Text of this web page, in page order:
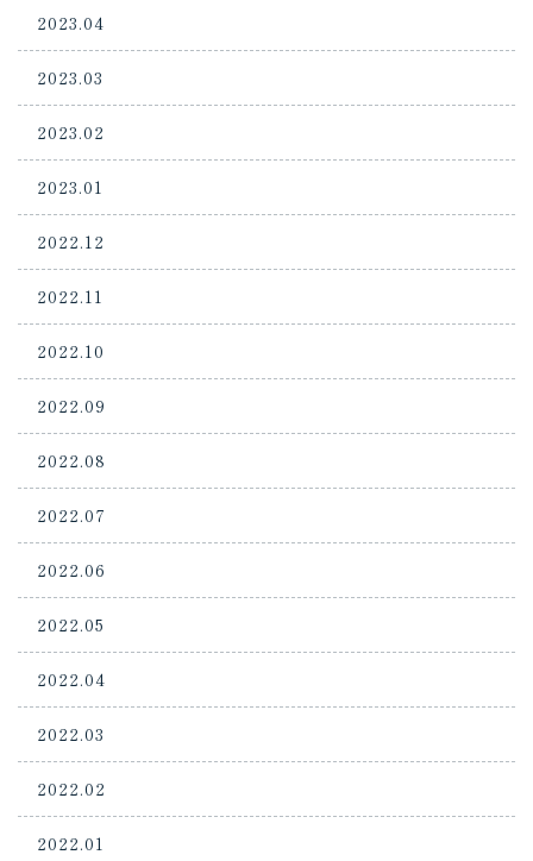
2023.04
2023.03
2023.02
2023.01
2022.12
2022.11
2022.10
2022.09
2022.08
2022.07
2022.06
2022.05
2022.04
2022.03
2022.02
2022.01